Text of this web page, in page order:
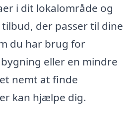
i dit lokalområde og
der passer til dine
du har brug for
eller en mindre
nemt at finde
kan hjælpe dig.